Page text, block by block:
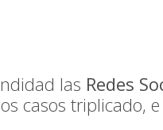
las Redes
casos triplicado,